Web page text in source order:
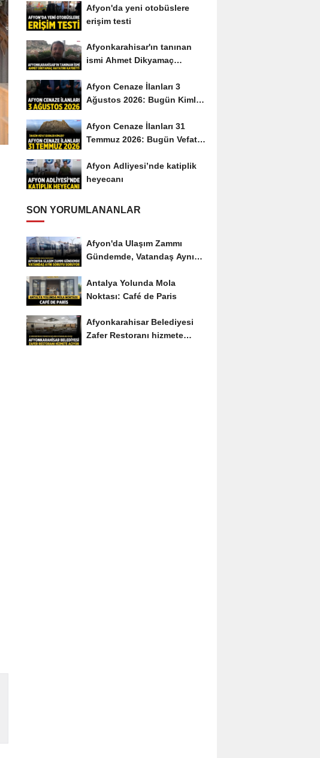
Afyon'da yeni otobüslere
erişim testi
Afyonkarahisar'ın tanınan
ismi Ahmet Dikyamaç
Afyon Cenaze İlanları 3
Ağustos 2026: Bugün Kimler
Afyon Cenaze İlanları 31
Temmuz 2026: Bugün Vefat
Afyon Adliyesi’nde katiplik
heyecanı
SON YORUMLANANLAR
Afyon'da Ulaşım Zammı
Gündemde, Vatandaş Aynı
Antalya Yolunda Mola
Noktası: Café de Paris
Afyonkarahisar Belediyesi
Zafer Restoranı hizmete